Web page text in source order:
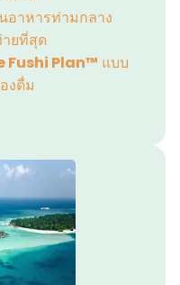
าหารท่ามกลาง
ายที่สุด
Fushi Plan™ แบบ
งดื่ม